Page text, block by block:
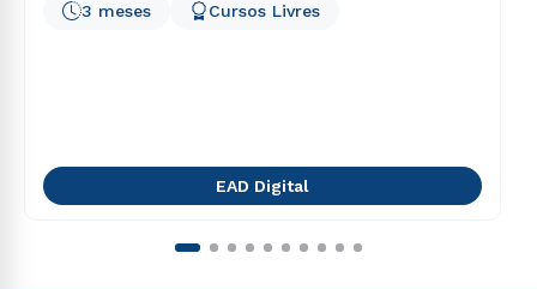
3 meses Cursos Livres
EAD Digital